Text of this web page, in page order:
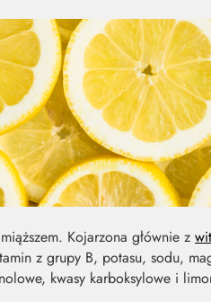
Kojarzona głównie z
z grupy B, potasu, sodu,
kwasy karboksylowe i